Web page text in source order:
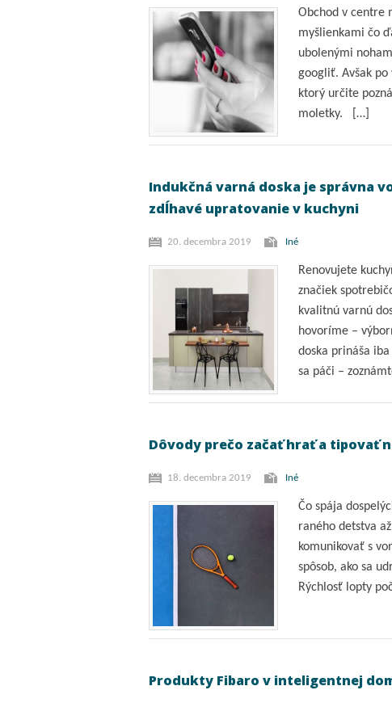
Obchod v centre
myšlienkami čo
ubolenými
googliť. Avšak po
ktorý určite
moletky. […]
Indukčná varná doska je správna
zdĺhavé upratovanie v kuchyni
20. decembra 2019 Iné
Renovujete
značiek
kvalitnú varnú
hovoríme –
doska prináša
sa páči –
Dôvody prečo začať hrať a tipovať
18. decembra 2019 Iné
Čo spája
raného detstva
komunikovať s
spôsob, ako sa
Rýchlosť lopty
Produkty Fibaro v inteligentnej